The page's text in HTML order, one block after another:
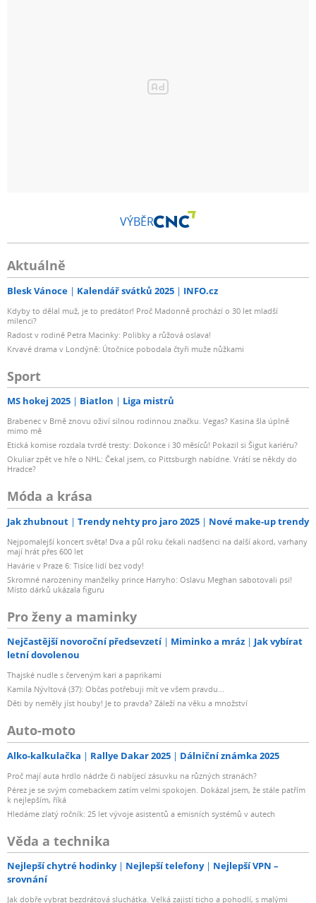
VÝBĚR
Aktuálně
Blesk Vánoce Kalendář svátků 2025 INFO.cz
Kdyby to dělal muž, je to predátor! Proč Madonně prochází o 30 let mladší
milenci?
Radost v rodině Petra Macinky: Polibky a růžová oslava!
Krvavé drama v Londýně: Útočnice pobodala čtyři muže nůžkami
Sport
MS hokej 2025 Biatlon Liga mistrů
Brabenec v Brně znovu oživí silnou rodinnou značku. Vegas? Kasina šla úplně
mimo mě
Etická komise rozdala tvrdé tresty: Dokonce i 30 měsíců! Pokazil si Šigut kariéru?
Okuliar zpět ve hře o NHL: Čekal jsem, co Pittsburgh nabídne. Vrátí se někdy do
Hradce?
Móda a krása
Jak zhubnout Trendy nehty pro jaro 2025 Nové make-up trendy
Nejpomalejší koncert světa! Dva a půl roku čekali nadšenci na další akord, varhany
mají hrát přes 600 let
Havárie v Praze 6: Tisíce lidí bez vody!
Skromné narozeniny manželky prince Harryho: Oslavu Meghan sabotovali psi!
Místo dárků ukázala figuru
Pro ženy a maminky
Nejčastější novoroční předsevzetí Miminko a mráz
Jak vybírat
letní dovolenou
Thajské nudle s červeným kari a paprikami
Kamila Nývltová (37): Občas potřebuji mít ve všem pravdu...
Děti by neměly jíst houby! Je to pravda? Záleží na věku a množství
Auto-moto
Alko-kalkulačka Rallye Dakar 2025 Dálniční známka 2025
Proč mají auta hrdlo nádrže či nabíjecí zásuvku na různých stranách?
Pérez je se svým comebackem zatím velmi spokojen. Dokázal jsem, že stále patřím
k nejlepším, říká
Hledáme zlatý ročník: 25 let vývoje asistentů a emisních systémů v autech
Věda a technika
Nejlepší chytré hodinky Nejlepší telefony
Nejlepší VPN –
srovnání
Jak dobře vybrat bezdrátová sluchátka. Velká zajistí ticho a pohodlí, s malými